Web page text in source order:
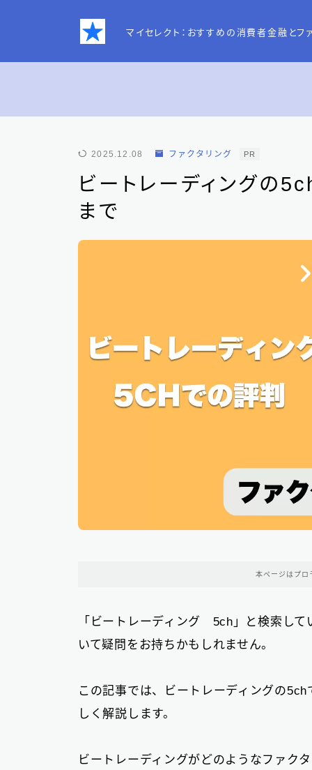
マイセレクト：おすすめの消費者金融とフ
プライバシーポリシー
特定商取引法表記
2025.12.08 ファクタリング PR
ビートレーディングの
まで
本ページはプロ
「ビートレーディング 5ch」と検索し
いて疑問をお持ちかもしれません。
この記事では、ビートレーディングの
しく解説します。
ビートレーディングがどのようなファク